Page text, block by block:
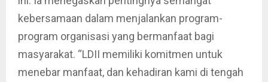
kebersamaan dalam menjalankan program-
program organisasi yang bermanfaat bagi
masyarakat. “LDII memiliki komitmen untuk
menebar manfaat, dan kehadiran kami di tengah